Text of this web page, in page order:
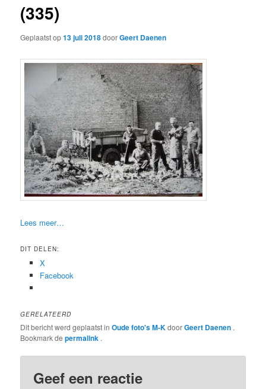
(335)
Geplaatst op13 juli 2018doorGeert Daenen
Lees meer…
DIT DELEN:
X
Facebook
GERELATEERD
Dit bericht werd geplaatst inOude foto's M-KdoorGeert Daenen .
Bookmark depermalink .
Geef een reactie